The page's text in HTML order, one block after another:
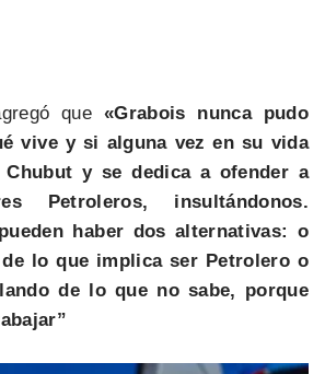
que «Grabois nunca pudo
vive y si alguna vez en su vida
y se dedica a ofender a
Petroleros, insultándonos.
haber dos alternativas: o
lo que implica ser Petrolero o
de lo que no sabe, porque